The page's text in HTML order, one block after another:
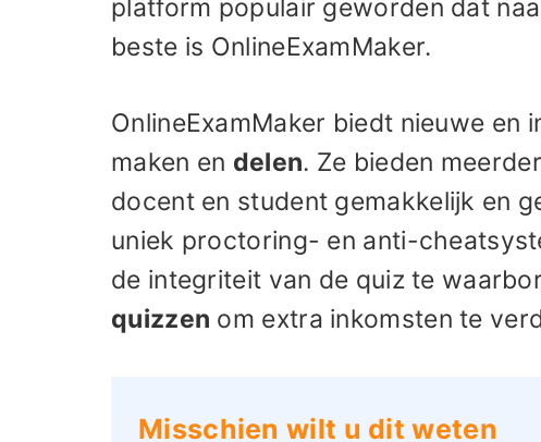
platform populair geworden dat
beste is OnlineExamMaker.
OnlineExamMaker biedt nieuwe en
maken en delen. Ze bieden
docent en student gemakkelijk en
uniek proctoring- en anti-
de integriteit van de quiz te
quizzen om extra inkomsten te
Misschien wilt u dit weten